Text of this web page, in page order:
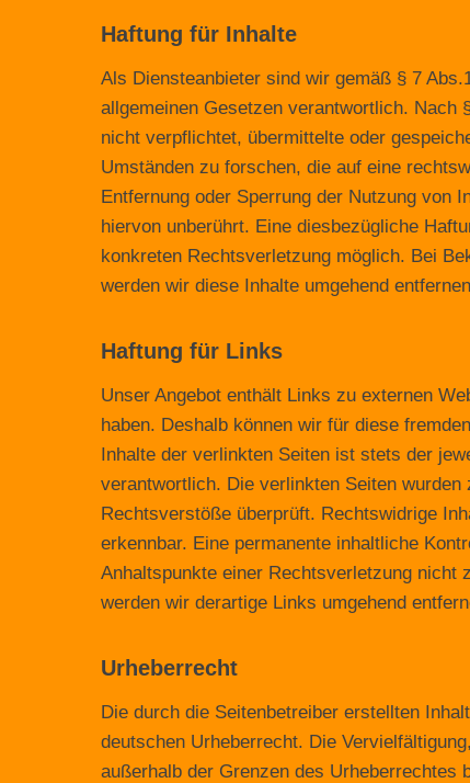
Haftung für Inhalte
Als Diensteanbieter sind wir gemäß § 7
allgemeinen Gesetzen verantwortlich. Nach
nicht verpflichtet, übermittelte oder
Umständen zu forschen, die auf eine
Entfernung oder Sperrung der Nutzung von
hiervon unberührt. Eine diesbezügliche
konkreten Rechtsverletzung möglich. Bei
werden wir diese Inhalte umgehend
Haftung für Links
Unser Angebot enthält Links zu externen
haben. Deshalb können wir für diese
Inhalte der verlinkten Seiten ist stets der
verantwortlich. Die verlinkten Seiten
Rechtsverstöße überprüft. Rechtswidrige
erkennbar. Eine permanente inhaltliche
Anhaltspunkte einer Rechtsverletzung nicht
werden wir derartige Links umgehend
Urheberrecht
Die durch die Seitenbetreiber erstellten
deutschen Urheberrecht. Die
außerhalb der Grenzen des Urheberrechtes